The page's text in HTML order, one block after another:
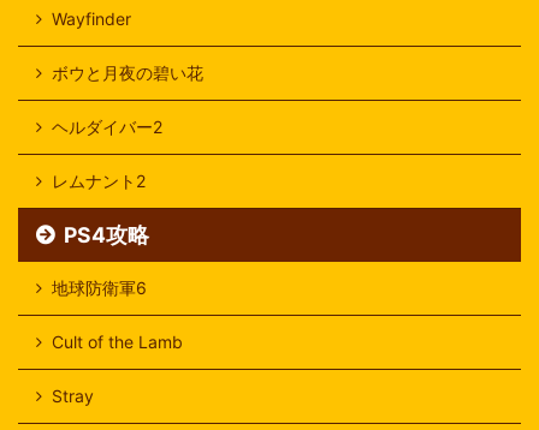
Wayfinder
ボウと月夜の碧い花
ヘルダイバー2
レムナント2
PS4攻略
地球防衛軍6
Cult of the Lamb
Stray